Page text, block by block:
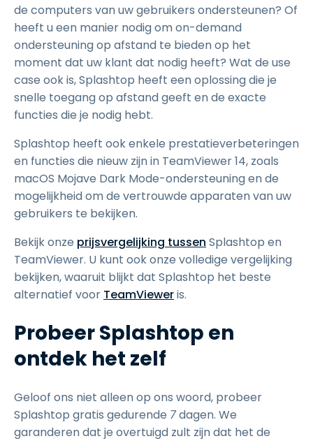
de computers van uw gebruikers ondersteunen? Of
heeft u een manier nodig om on-demand
ondersteuning op afstand te bieden op het
moment dat uw klant dat nodig heeft? Wat de use
case ook is, Splashtop heeft een oplossing die je
snelle toegang op afstand geeft en de exacte
functies die je nodig hebt.
Splashtop heeft ook enkele prestatieverbeteringen
en functies die nieuw zijn in TeamViewer 14, zoals
macOS Mojave Dark Mode-ondersteuning en de
mogelijkheid om de vertrouwde apparaten van uw
gebruikers te bekijken.
Bekijk onze prijsvergelijking tussen Splashtop en
TeamViewer. U kunt ook onze volledige vergelijking
bekijken, waaruit blijkt dat Splashtop het beste
alternatief voor TeamVieweris.
Probeer Splashtop en
ontdek het zelf
Geloof ons niet alleen op ons woord, probeer
Splashtop gratis gedurende 7dagen. We
garanderen dat je overtuigd zult zijn dat het de